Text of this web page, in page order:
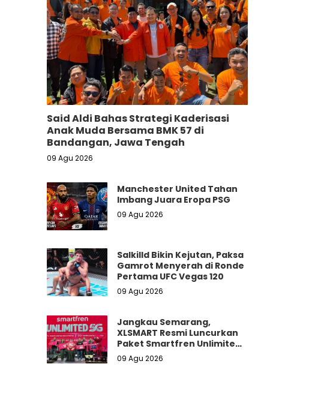
Said Aldi Bahas Strategi Kaderisasi
Anak Muda Bersama BMK 57 di
Bandangan, Jawa Tengah
09 Agu 2026
Manchester United Tahan
Imbang Juara Eropa PSG
09 Agu 2026
Salkilld Bikin Kejutan, Paksa
Gamrot Menyerah di Ronde
Pertama UFC Vegas 120
09 Agu 2026
Jangkau Semarang,
XLSMART Resmi Luncurkan
Paket Smartfren Unlimited
5G Tanpa Batas Kuota
09 Agu 2026